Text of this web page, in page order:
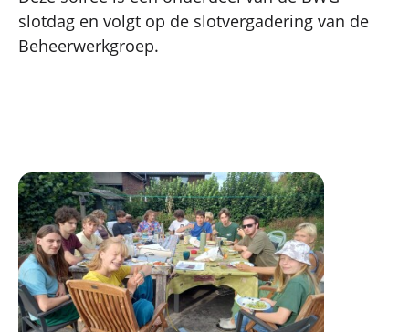
slotdag en volgt op de slotvergadering van de
Beheerwerkgroep.